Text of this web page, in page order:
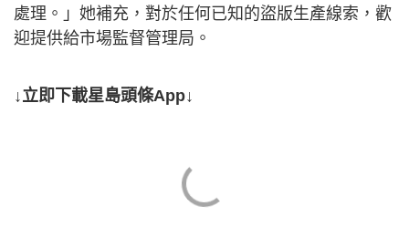
處理。」她補充，對於任何已知的盜版生產線索，歡
迎提供給市場監督管理局。
↓立即下載星島頭條App↓